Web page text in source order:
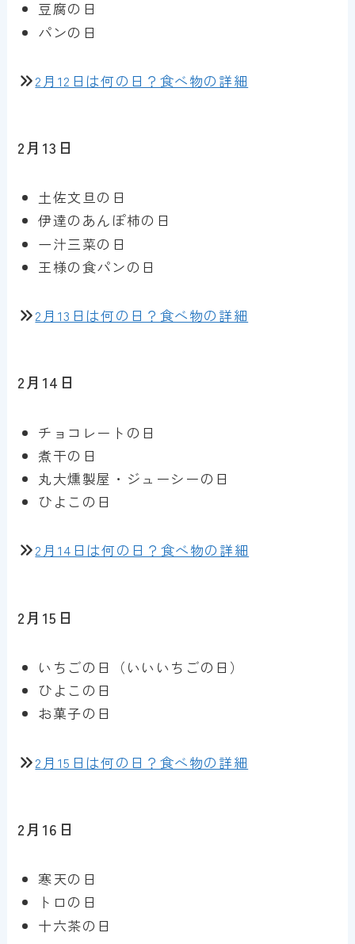
豆腐の日
パンの日
2月12日は何の日？食べ物の詳細
2月13日
土佐文旦の日
伊達のあんぽ柿の日
一汁三菜の日
王様の食パンの日
2月13日は何の日？食べ物の詳細
2月14日
チョコレートの日
煮干の日
丸大燻製屋・ジューシーの日
ひよこの日
2月14日は何の日？食べ物の詳細
2月15日
いちごの日（いいいちごの日）
ひよこの日
お菓子の日
2月15日は何の日？食べ物の詳細
2月16日
寒天の日
トロの日
十六茶の日